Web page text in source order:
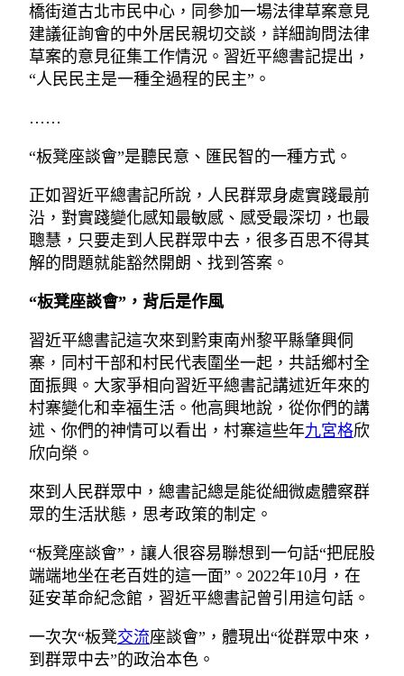
橋街道古北市民中心，同參加一場法律草案意見
建議征詢會的中外居民親切交談，詳細詢問法律
草案的意見征集工作情況。習近平總書記提出，
“人民民主是一種全過程的民主”。
……
“板凳座談會”是聽民意、匯民智的一種方式。
正如習近平總書記所說，人民群眾身處實踐最前
沿，對實踐變化感知最敏感、感受最深切，也最
聰慧，只要走到人民群眾中去，很多百思不得其
解的問題就能豁然開朗、找到答案。
“板凳座談會”，背后是作風
習近平總書記這次來到黔東南州黎平縣肇興侗
寨，同村干部和村民代表圍坐一起，共話鄉村全
面振興。大家爭相向習近平總書記講述近年來的
村寨變化和幸福生活。他高興地說，從你們的講
述、你們的神情可以看出，村寨這些年九宮格欣
欣向榮。
來到人民群眾中，總書記總是能從細微處體察群
眾的生活狀態，思考政策的制定。
“板凳座談會”，讓人很容易聯想到一句話“把屁股
端端地坐在老百姓的這一面”。2022年10月，在
延安革命紀念館，習近平總書記曾引用這句話。
一次次“板凳交流座談會”，體現出“從群眾中來，
到群眾中去”的政治本色。